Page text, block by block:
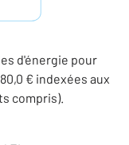
d'énergie pour
€ indexées aux
compris).